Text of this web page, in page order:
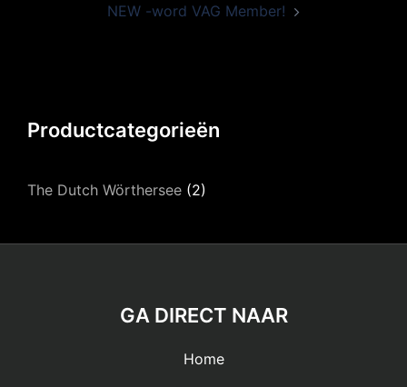
NEW -word VAG Member!
Productcategorieën
The Dutch Wörthersee (2)
GA DIRECT NAAR
Home